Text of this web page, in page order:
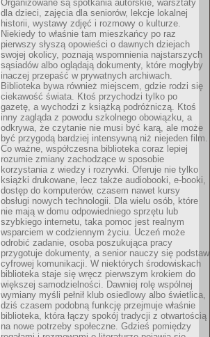
Organizowane są spotkania autorskie, warsztaty
dla dzieci, zajęcia dla seniorów, lekcje lokalnej
historii, wystawy zdjęć i rozmowy o kulturze.
Niekiedy to właśnie tam mieszkańcy po raz
pierwszy słyszą opowieści o dawnych dziejach
swojej okolicy, poznają wspomnienia najstarszych
sąsiadów albo oglądają dokumenty, które mogłyby
inaczej przepaść w prywatnych archiwach.
Biblioteka bywa również miejscem, gdzie rodzi się
ciekawość świata. Ktoś przychodzi tylko po
gazetę, a wychodzi z książką podróżniczą. Ktoś
inny zagląda z powodu szkolnego obowiązku, a
odkrywa, że czytanie nie musi być karą, ale może
być przygodą bardziej intensywną niż niejeden film.
Co ważne, współczesna biblioteka coraz lepiej
rozumie zmiany zachodzące w sposobie
korzystania z wiedzy i rozrywki. Oferuje nie tylko
książki drukowane, lecz także audiobooki, e-booki,
dostęp do komputerów, czasem nawet kursy
obsługi nowych technologii. Dla wielu osób, które
nie mają w domu odpowiedniego sprzętu lub
szybkiego internetu, taka pomoc jest realnym
wsparciem w codziennym życiu. Uczeń może
odrobić zadanie, osoba poszukująca pracy
przygotuje dokumenty, a senior nauczy się podstaw
cyfrowej komunikacji. W niektórych środowiskach
biblioteka staje się wręcz pierwszym krokiem do
większej samodzielności. Dawniej rolę wspólnej
wymiany myśli pełnił klub osiedlowy albo świetlica,
dziś czasem podobną funkcję przejmuje właśnie
biblioteka, która łączy spokój tradycji z otwartością
na nowe potrzeby społeczne. Gdzieś pomiędzy